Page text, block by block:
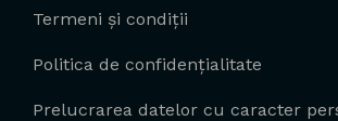
Termeni și condiții
Politica de confidențialitate
Prelucrarea datelor cu caracter